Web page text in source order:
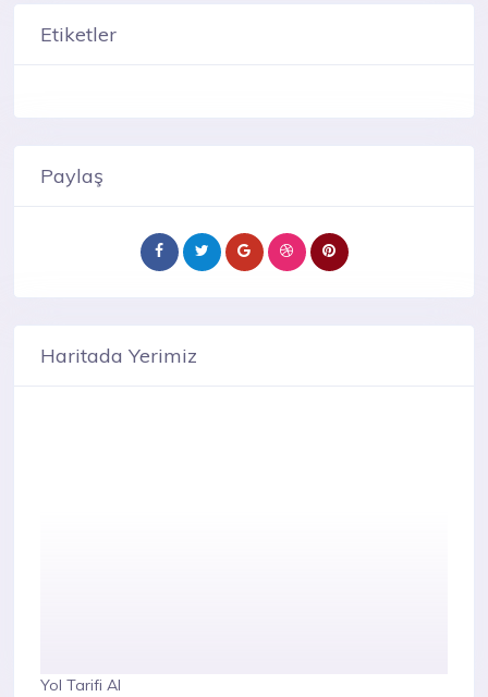
Etiketler
Paylaş
Haritada Yerimiz
Yol Tarifi Al